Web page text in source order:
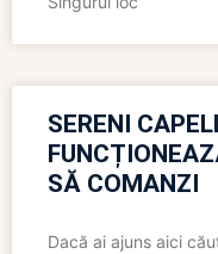
SERENI
SĂ COMANZI
Dacă ai ajuns aici